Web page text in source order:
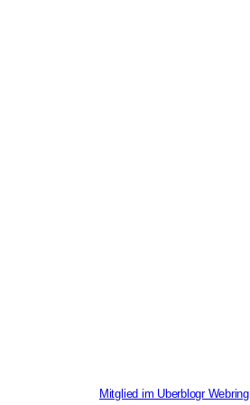
Mitglied im Uberblogr Webring